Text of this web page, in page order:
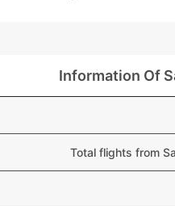
Information Of
Total flights from